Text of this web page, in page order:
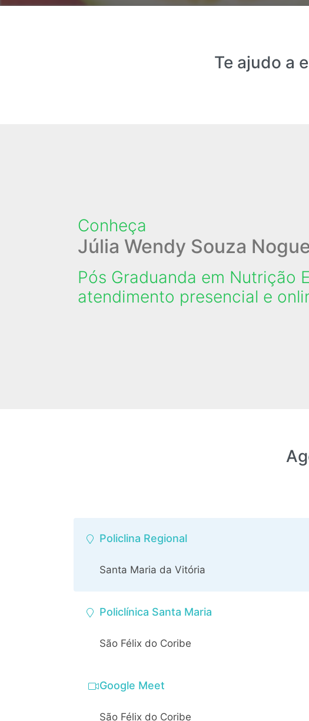
Te ajudo a
Conheça
Júlia Wendy Souza
Pós Graduanda em Nutrição
atendimento presencial e
Policlina Regional
Santa Maria da Vitória
Policlínica Santa Maria
São Félix do Coribe
Google Meet
São Félix do Coribe